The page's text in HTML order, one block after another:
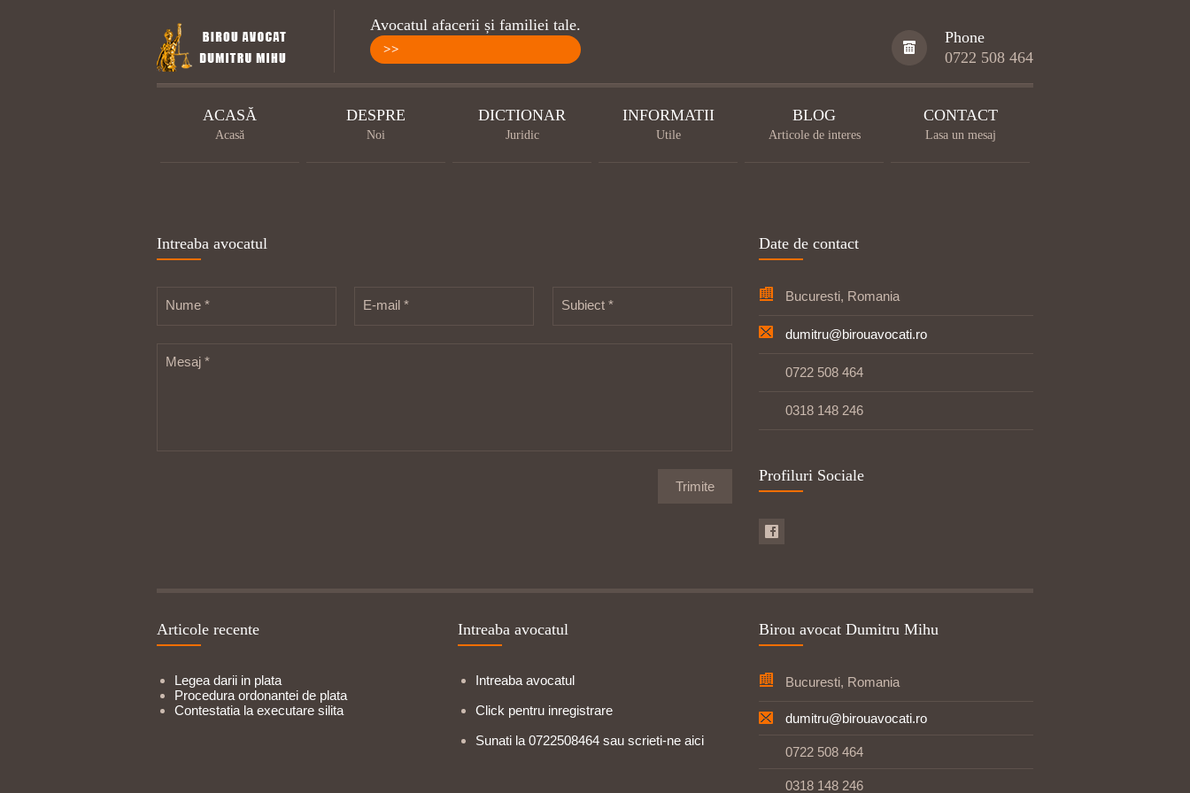
Avocatul afacerii și familiei tale.
>>
Phone
0722 508 464
ACASĂ
Acasă
DESPRE
Noi
DICTIONAR
Juridic
INFORMATII
Utile
BLOG
Articole de interes
CONTACT
Lasa un mesaj
Intreaba avocatul
Nume * E-mail * Subiect *
Mesaj *
Date de contact
Bucuresti, Romania
dumitru@birouavocati.ro
0722 508 464
0318 148 246
Profiluri Sociale
Articole recente
Legea darii in plata
Procedura ordonantei de plata
Contestatia la executare silita
Intreaba avocatul
Intreaba avocatul
Click pentru inregistrare
Sunati la 0722508464 sau scrieti-ne aici
Birou avocat Dumitru Mihu
Bucuresti, Romania
dumitru@birouavocati.ro
0722 508 464
0318 148 246